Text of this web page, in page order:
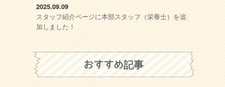
2025.09.09
スタッフ紹介ページに本部スタッフ（栄養士）を追
加しました！
おすすめ記事